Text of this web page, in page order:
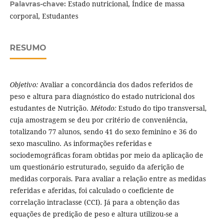
Palavras-chave: Estado nutricional, Índice de massa
corporal, Estudantes
RESUMO
Objetivo: Avaliar a concordância dos dados referidos de
peso e altura para diagnóstico do estado nutricional dos
estudantes de Nutrição.Método: Estudo do tipo transversal,
cuja amostragem se deu por critério de conveniência,
totalizando 77 alunos, sendo 41 do sexo feminino e 36 do
sexo masculino. As informações referidas e
sociodemográficas foram obtidas por meio da aplicação de
um questionário estruturado, seguido da aferição de
medidas corporais. Para avaliar a relação entre as medidas
referidas e aferidas, foi calculado o coeficiente de
correlação intraclasse (CCI). Já para a obtenção das
equações de predição de peso e altura utilizou-se a